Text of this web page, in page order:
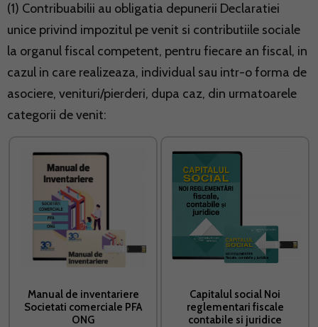
(1) Contribuabilii au obligatia depunerii Declaratiei
unice privind impozitul pe venit si contributiile sociale
la organul fiscal competent, pentru fiecare an fiscal, in
cazul in care realizeaza, individual sau intr-o forma de
asociere, venituri/pierderi, dupa caz, din urmatoarele
categorii de venit:
Manual de inventariere
Societati comerciale PFA
ONG
Capitalul social Noi
reglementari fiscale
contabile si juridice